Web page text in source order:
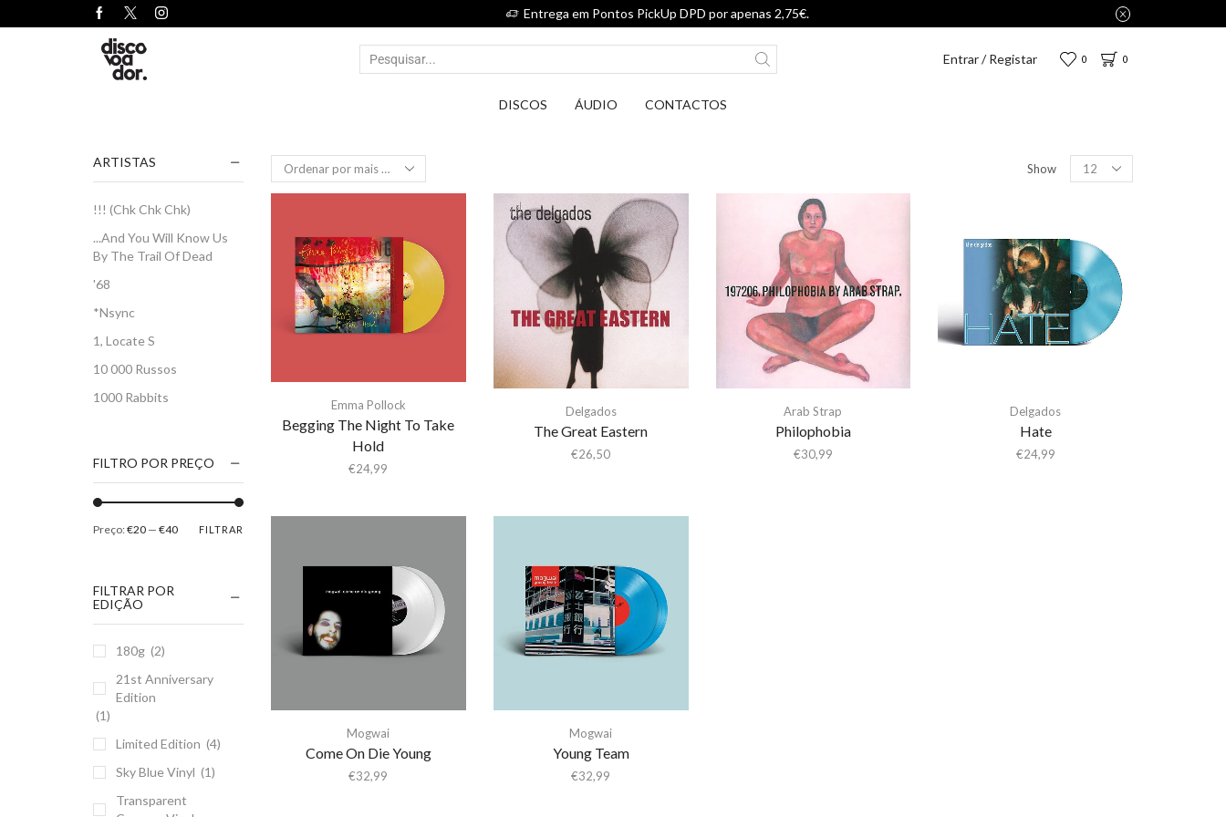
Entrega em Pontos PickUp DPD por apenas 2,75€.
Entrar / Registar 0 0
DISCOS ÁUDIO CONTACTOS
Show
Emma Pollock
Begging The Night To Take
Hold
€24,99
Delgados
The Great Eastern
€26,50
Arab Strap
Philophobia
€30,99
Delgados
Hate
€24,99
Mogwai
Come On Die Young
€32,99
Mogwai
Young Team
€32,99
ARTISTAS
!!! (Chk Chk Chk)
...And You Will Know Us
By The Trail Of Dead
'68
*Nsync
1, Locate S
10 000 Russos
1000 Rabbits
5 Seconds Of Summer
50 Foot Wave
65daysofstatic
7038634357
81355
90 Day Men
A
A Giant Dog
A Place to Bury
Strangers
A Song For You
A Tribe Called Quest
FILTRO POR PREÇO
FILTRAR
Preço:€20 — €40
FILTRAR POR
EDIÇÃO
180g (2)
21st Anniversary
Edition
(1)
Limited Edition (4)
Sky Blue Vinyl (1)
Transparent